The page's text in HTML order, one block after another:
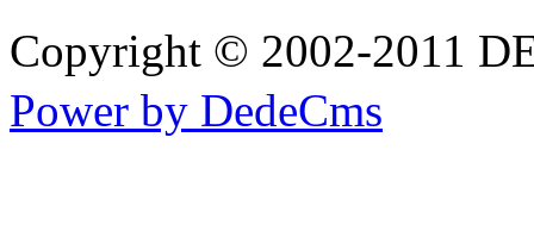
Copyright © 2002-2011
Power by DedeCms